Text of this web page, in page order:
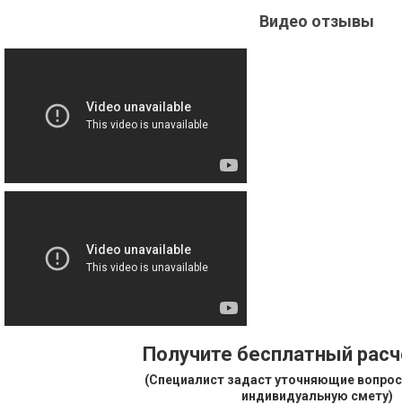
Видео отзывы
Получите бесплатный
(Специалист задаст уточняющие
индивидуальную смету)